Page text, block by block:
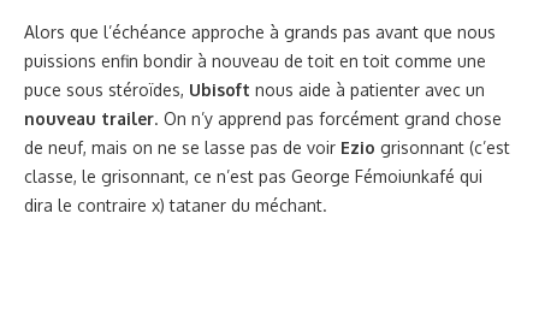
Alors que l’échéance approche à grands pas avant que nous
puissions enfin bondir à nouveau de toit en toit comme une
puce sous stéroïdes, Ubisoft nous aide à patienter avec un
nouveau trailer. On n’y apprend pas forcément grand chose
de neuf, mais on ne se lasse pas de voir Ezio grisonnant (c’est
classe, le grisonnant, ce n’est pas George Fémoiunkafé qui
dira le contraire x) tataner du méchant.